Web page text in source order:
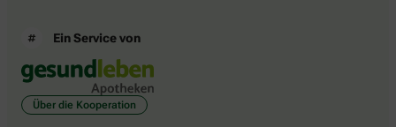
Ein Service von
Über die Kooperation